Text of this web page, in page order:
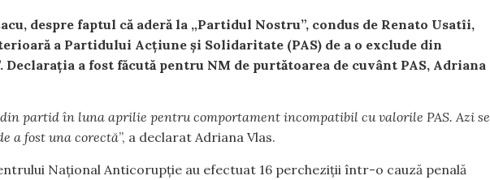
despre faptul că aderă la „Partidul Nostru”, condus de Renato Usatîi,
a Partidului Acțiune și Solidaritate (PAS) de a o exclude din
Declarația a fost făcută pentru NM de purtătoarea de cuvânt PAS, Adriana
partid în luna aprilie pentru comportament incompatibil cu valorile PAS. Azi se
a fost una corectă”, a declarat Adriana Vlas.
Național Anticorupție au efectuat 16 percheziții într-o cauză penală